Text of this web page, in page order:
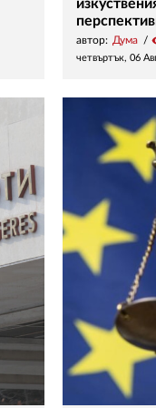
автор: Дума
четвъртък, 06